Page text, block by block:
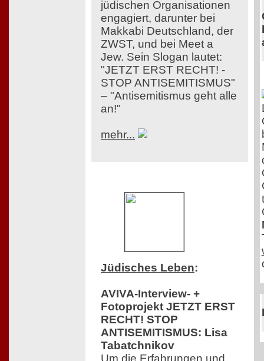
jüdischen Organisationen
engagiert, darunter bei
Makkabi Deutschland, der
ZWST, und bei Meet a
Jew. Sein Slogan lautet:
"JETZT ERST RECHT! -
STOP ANTISEMITISMUS"
– "Antisemitismus geht alle
an!"
mehr...
Jüdisches Leben:
AVIVA-Interview- +
Fotoprojekt JETZT ERST
RECHT! STOP
ANTISEMITISMUS: Lisa
Tabatchnikov